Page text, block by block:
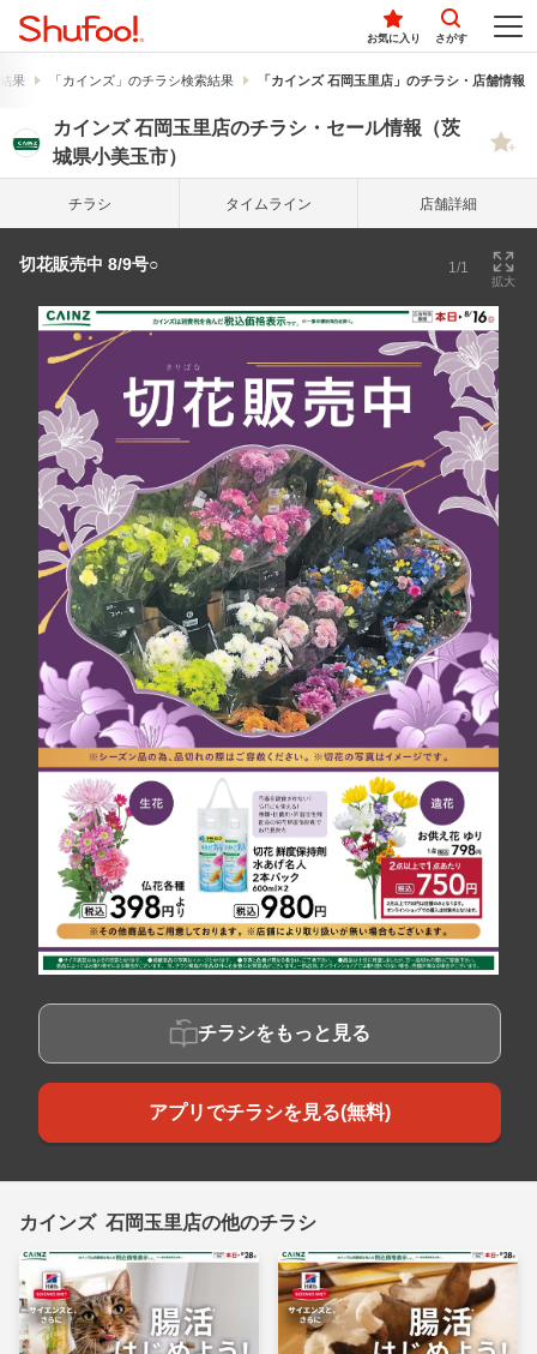
お気に入り さがす
果 「カインズ」のチラシ検索結果 「カインズ 石岡玉里店」のチラシ・店舗情報
カインズ 石岡玉里店のチラシ・セール情報（茨
城県小美玉市）
チラシ タイム ライン 店舗詳細
切花販売中 8/9号○ 1/1
拡大
チラシをもっと見る
アプリでチラシを見る(無料)
カインズ 石岡玉里店の他のチラシ